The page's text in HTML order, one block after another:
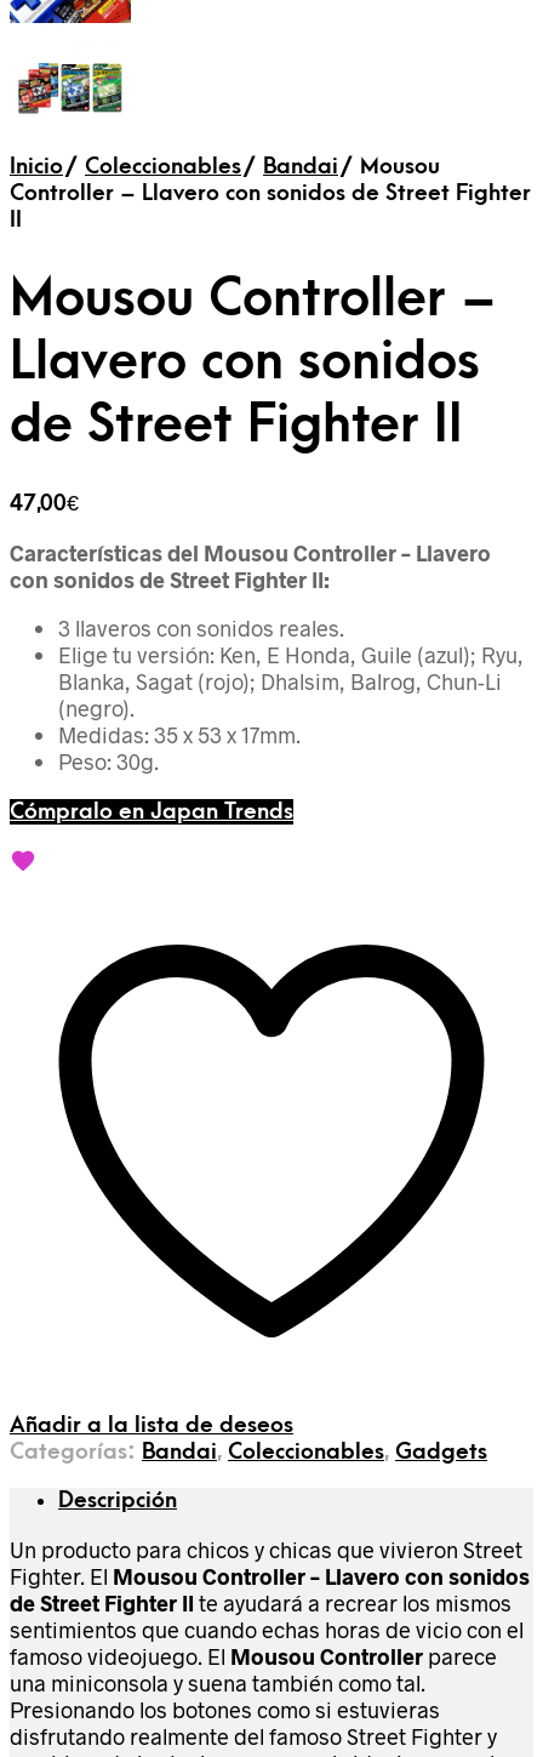
Inicio/ Coleccionables/ Bandai/ Mousou
Controller – Llavero con sonidos de Street Fighter
Mousou Controller –
Llavero con sonidos
de Street Fighter II
47,00€
Características del Mousou Controller – Llavero
con sonidos de Street Fighter II:
3 llaveros con sonidos reales.
Elige tu versión: Ken, E Honda, Guile (azul); Ryu,
Blanka, Sagat (rojo); Dhalsim, Balrog, Chun-Li
(negro).
Medidas: 35 x 53 x 17mm.
Peso: 30g.
Cómpralo en Japan Trends
Añadir a la lista de deseos
Categorías: Bandai, Coleccionables, Gadgets
Descripción
Un producto para chicos y chicas que vivieron Street
Fighter. El Mousou Controller – Llavero con sonidos
de Street Fighter II te ayudará a recrear los mismos
sentimientos que cuando echas horas de vicio con el
famoso videojuego. El Mousou Controller parece
una miniconsola y suena también como tal.
Presionando los botones como si estuvieras
disfrutando realmente del famoso Street Fighter y